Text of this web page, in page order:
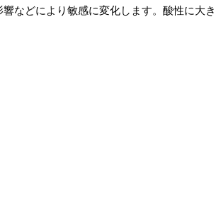
などにより敏感に変化します。酸性に大